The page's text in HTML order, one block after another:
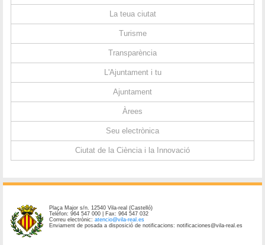
La teua ciutat
Turisme
Transparència
L'Ajuntament i tu
Ajuntament
Àrees
Seu electrònica
Ciutat de la Ciència i la Innovació
Plaça Major s/n. 12540 Vila-real (Castelló)
Telèfon: 964 547 000 | Fax: 964 547 032
Correu electrònic:atencio@vila-real.es
Enviament de posada a disposició de notificacions: notificaciones@vila-real.es